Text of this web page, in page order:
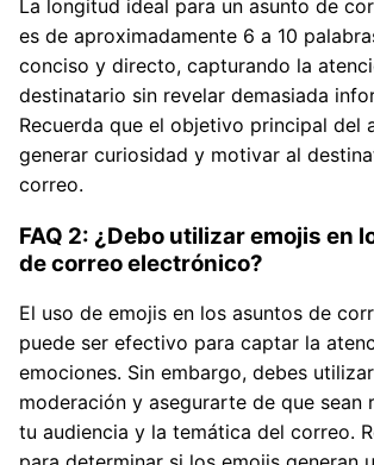
La longitud ideal para un asunto de
es de aproximadamente 6 a 10
conciso y directo, capturando la
destinatario sin revelar demasiada
Recuerda que el objetivo principal del
generar curiosidad y motivar al
correo.
FAQ 2: ¿Debo utilizar emojis en
de correo electrónico?
El uso de emojis en los asuntos de
puede ser efectivo para captar la
emociones. Sin embargo, debes
moderación y asegurarte de que sean
tu audiencia y la temática del correo.